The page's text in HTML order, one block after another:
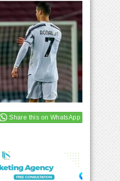
Share this on WhatsApp